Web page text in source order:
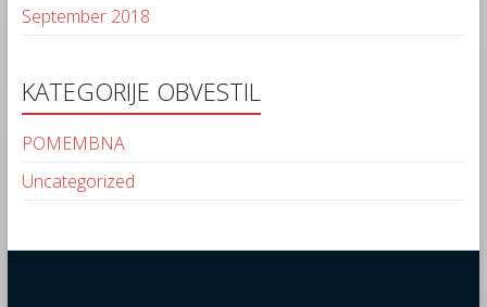
September 2018
KATEGORIJE OBVESTIL
POMEMBNA
Uncategorized